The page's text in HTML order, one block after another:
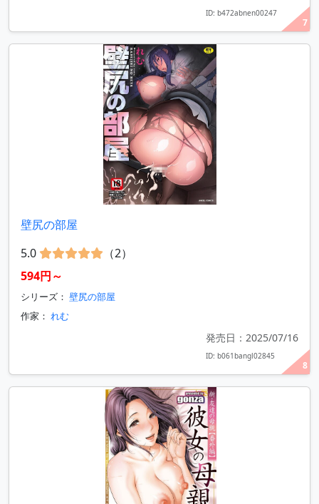
7
ID: b472abnen00247
8
壁尻の部屋
5.0
（2）
594円～
シリーズ： 壁尻の部屋
作家： れむ
発売日：2025/07/16
ID: b061bangl02845